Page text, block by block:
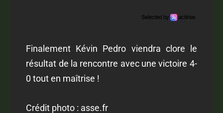
Finalement Kévin Pedro viendra clore le
résultat de la rencontre avec une victoire 4-
0 tout en maîtrise !
Crédit photo : asse.fr